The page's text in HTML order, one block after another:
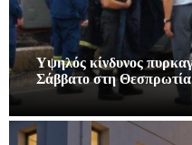
Υψηλός κίνδυνος
Σάββατο στη